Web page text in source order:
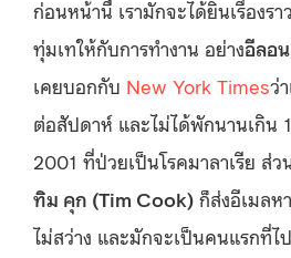
ก่อนหน้านี้ เรามักจะได้ยินเรื่องร
ทุ่มเทให้กับการทำงาน อย่างอีลอ
เคยบอกกับ New York Timesว่
ต่อสัปดาห์ และไม่ได้พักนานเกิน
2001 ที่ป่วยเป็นโรคมาลาเรีย ส่
ทิม คุก (Tim Cook) ก็ส่งอีเมลห
ไม่สว่าง และมักจะเป็นคนแรกที่